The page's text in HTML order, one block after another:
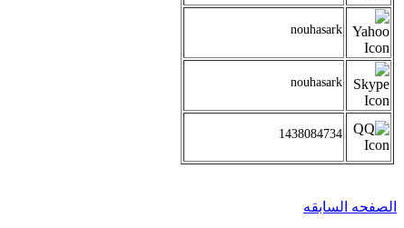
nouhasark
nouhasark
1438084734
الصفحه السابقه